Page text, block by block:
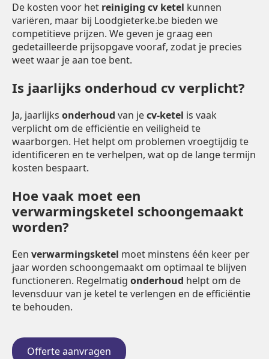
De kosten voor het reiniging cv ketel kunnen
variëren, maar bij Loodgieterke.be bieden we
competitieve prijzen. We geven je graag een
gedetailleerde prijsopgave vooraf, zodat je precies
weet waar je aan toe bent.
Is jaarlijks onderhoud cv verplicht?
Ja, jaarlijks onderhoud van jecv-ketel is vaak
verplicht om de efficiëntie en veiligheid te
waarborgen. Het helpt om problemen vroegtijdig te
identificeren en te verhelpen, wat op de lange termijn
kosten bespaart.
Hoe vaak moet een
verwarmingsketel schoongemaakt
worden?
Een verwarmingsketel moet minstens één keer per
jaar worden schoongemaakt om optimaal te blijven
functioneren. Regelmatig onderhoud helpt om de
levensduur van je ketel te verlengen en de efficiëntie
te behouden.
Offerte aanvragen